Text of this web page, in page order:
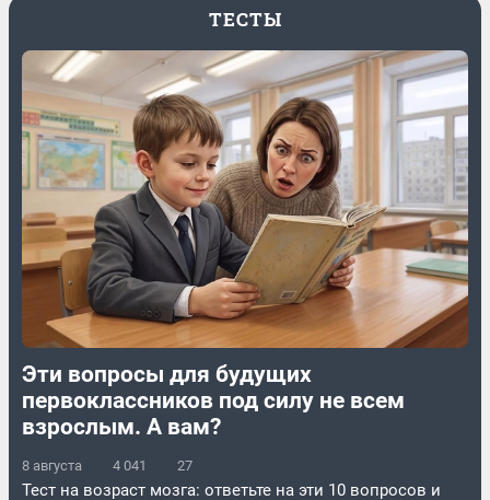
ТЕСТЫ
Эти вопросы для будущих
первоклассников под силу не всем
взрослым. А вам?
8 августа 4 041 27
Тест на возраст мозга: ответьте на эти 10 вопросов и